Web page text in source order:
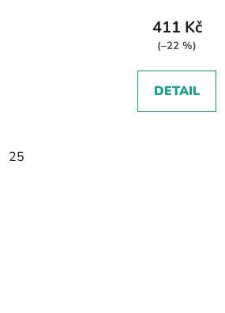
411 Kč
(–22 %)
DETAIL
25